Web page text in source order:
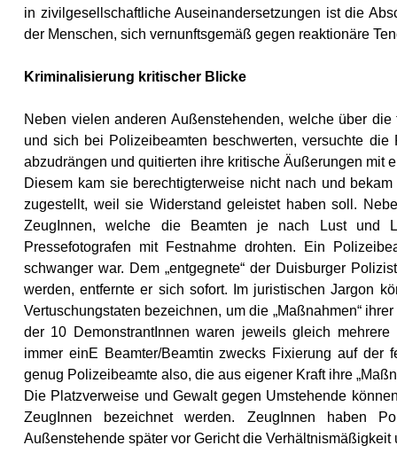
in zivilgesellschaftliche Auseinandersetzungen ist die
der Menschen, sich vernunftsgemäß gegen reaktionäre
Kriminalisierung kritischer Blicke
Neben vielen anderen Außenstehenden, welche über
und sich bei Polizeibeamten beschwerten, versuchte
abzudrängen und quitierten ihre kritische Äußerungen mit
Diesem kam sie berechtigterweise nicht nach und
zugestellt, weil sie Widerstand geleistet haben soll.
ZeugInnen, welche die Beamten je nach Lust und
Pressefotografen mit Festnahme drohten. Ein
schwanger war. Dem „entgegnete“ der Duisburger
werden, entfernte er sich sofort. Im juristischen Jargon
Vertuschungstaten bezeichnen, um die „Maßnahmen“
der 10 DemonstrantInnen waren jeweils gleich
immer einE Beamter/Beamtin zwecks Fixierung auf der
genug Polizeibeamte also, die aus eigener Kraft ihre
Die Platzverweise und Gewalt gegen Umstehende
ZeugInnen bezeichnet werden. ZeugInnen haben
Außenstehende später vor Gericht die